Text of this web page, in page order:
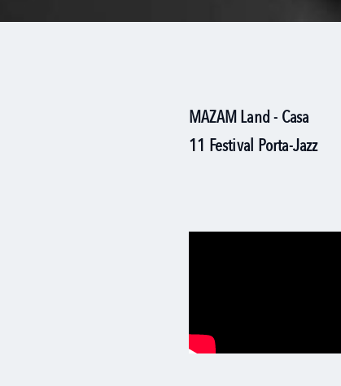
MAZAM Land - Casa
11 Festival Porta-Jazz